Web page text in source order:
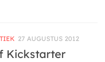
27 AUGUSTUS 2012
Kickstarter